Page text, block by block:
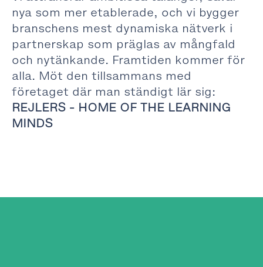
nya som mer etablerade, och vi bygger
branschens mest dynamiska nätverk i
partnerskap som präglas av mångfald
och nytänkande. Framtiden kommer för
alla. Möt den tillsammans med
företaget där man ständigt lär sig:
REJLERS - HOME OF THE LEARNING
MINDS